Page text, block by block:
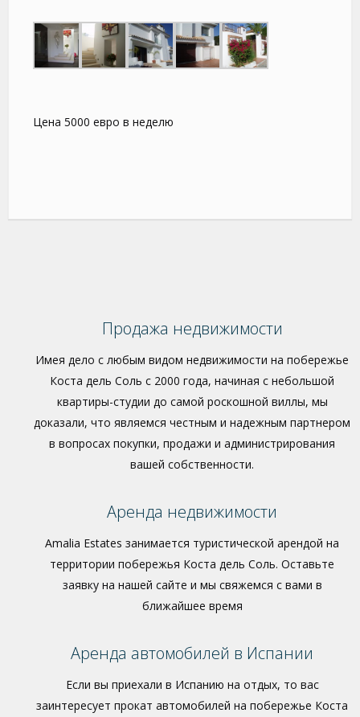
Цена 5000 евро в неделю
Продажа недвижимости
Имея дело с любым видом недвижимости на побережье
Коста дель Соль с 2000 года, начиная с небольшой
квартиры-студии до самой роскошной виллы, мы
доказали, что являемся честным и надежным партнером
в вопросах покупки, продажи и администрирования
вашей собственности.
Аренда недвижимости
Amalia Estates занимается туристической арендой на
территории побережья Коста дель Соль. Оставьте
заявку на нашей сайте и мы свяжемся с вами в
ближайшее время
Аренда автомобилей в Испании
Если вы приехали в Испанию на отдых, то вас
заинтересует прокат автомобилей на побережье Коста